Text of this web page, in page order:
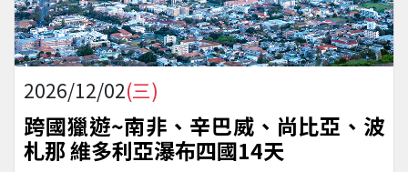
2026/12/02(三)
跨國獵遊~南非、辛巴威、尚比亞、波
札那 維多利亞瀑布四國14天